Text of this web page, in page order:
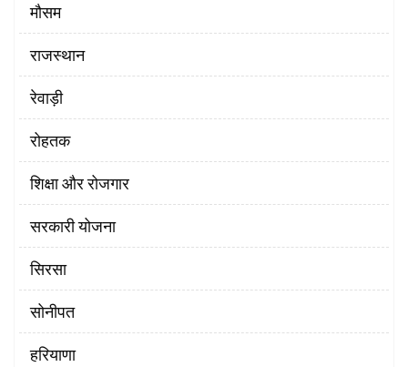
मौसम
राजस्थान
रेवाड़ी
रोहतक
शिक्षा और रोजगार
सरकारी योजना
सिरसा
सोनीपत
हरियाणा